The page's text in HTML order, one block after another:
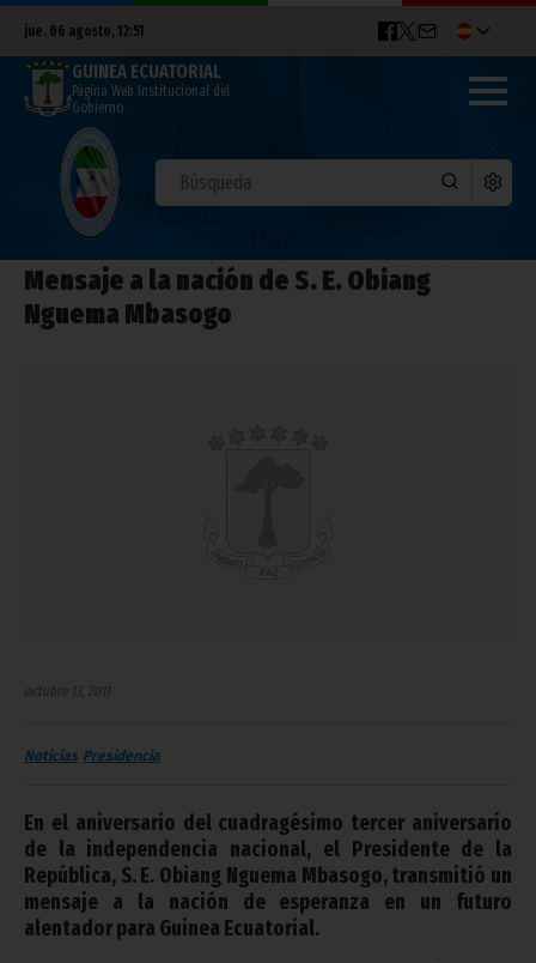
jue. 06 agosto, 12:51
GUINEA ECUATORIAL
Página Web Institucional del
Gobierno
Mensaje a la nación de S. E. Obiang
Nguema Mbasogo
octubre 13, 2011
Noticias Presidencia
En el aniversario del cuadragésimo tercer aniversario
de la independencia nacional, el Presidente de la
República, S. E. Obiang Nguema Mbasogo, transmitió un
mensaje a la nación de esperanza en un futuro
alentador para Guinea Ecuatorial.